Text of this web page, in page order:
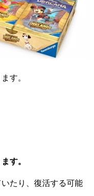
す。
す。
たり、復活する可能